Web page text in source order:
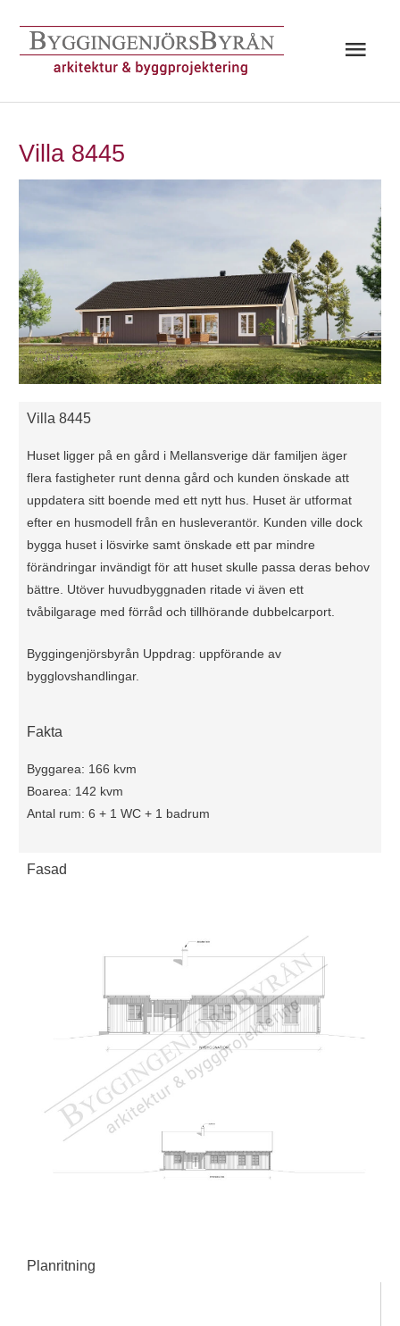
innehåll
Villa 8445
Villa 8445
Huset ligger på en gård i Mellansverige där familjen äger
flera fastigheter runt denna gård och kunden önskade att
uppdatera sitt boende med ett nytt hus. Huset är utformat
efter en husmodell från en husleverantör. Kunden ville dock
bygga huset i lösvirke samt önskade ett par mindre
förändringar invändigt för att huset skulle passa deras behov
bättre. Utöver huvudbyggnaden ritade vi även ett
tvåbilgarage med förråd och tillhörande dubbelcarport.
Byggingenjörsbyrån Uppdrag: uppförande av
bygglovshandlingar.
Fakta
Byggarea: 166 kvm
Boarea: 142 kvm
Antal rum: 6 + 1 WC + 1 badrum
Fasad
Planritning